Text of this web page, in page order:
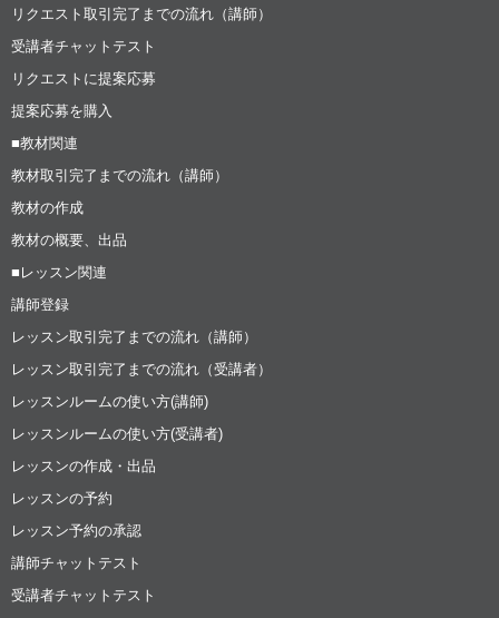
リクエスト取引完了までの流れ（講師）
受講者チャットテスト
リクエストに提案応募
提案応募を購入
■教材関連
教材取引完了までの流れ（講師）
教材の作成
教材の概要、出品
■レッスン関連
講師登録
レッスン取引完了までの流れ（講師）
レッスン取引完了までの流れ（受講者）
レッスンルームの使い方(講師)
レッスンルームの使い方(受講者)
レッスンの作成・出品
レッスンの予約
レッスン予約の承認
講師チャットテスト
受講者チャットテスト